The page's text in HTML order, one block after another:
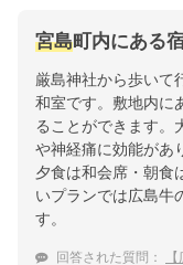
宮島町内にある
厳島神社から歩いて
和室です。敷地内に
ることができます。
や神経痛に効能があ
夕食は和会席・朝食
いプランでは広島牛
す。
回答された質問：